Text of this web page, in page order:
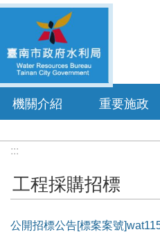
機關介紹 重要施政
:::
工程採購招標
公開招標公告[標案案號